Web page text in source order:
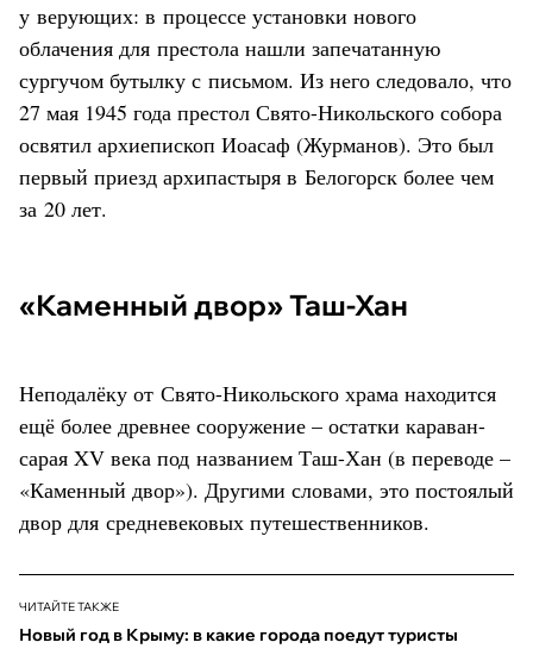
у верующих: в процессе установки нового
облачения для престола нашли запечатанную
сургучом бутылку с письмом. Из него следовало, что
27 мая 1945 года престол Свято-Никольского собора
освятил архиепископ Иоасаф (Журманов). Это был
первый приезд архипастыря в Белогорск более чем
за 20 лет.
«Каменный двор» Таш-Хан
Неподалёку от Свято-Никольского храма находится
ещё более древнее сооружение – остатки караван-
сарая XV века под названием Таш-Хан (в переводе –
«Каменный двор»). Другими словами, это постоялый
двор для средневековых путешественников.
ЧИТАЙТЕ ТАКЖЕ
Новый год в Крыму: в какие города поедут туристы